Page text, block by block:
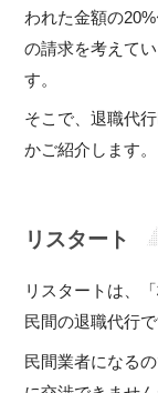
われた金額の
の請求を考えて
す。
そこで、退職代
かご紹介します。
リスタート
リスタートは、
民間の退職代行で
民間業者になる